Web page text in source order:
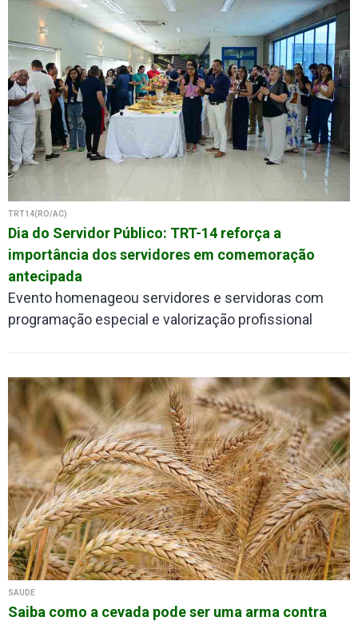
TRT14(RO/AC)
Dia do Servidor Público: TRT-14 reforça a
importância dos servidores em comemoração
antecipada
Evento homenageou servidores e servidoras com
programação especial e valorização profissional
SAÚDE
Saiba como a cevada pode ser uma arma contra